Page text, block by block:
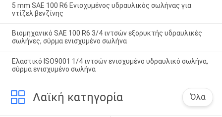
5 mm SAE 100 R6 Ενισχυμένος υδραυλικός σωλήνας για
ντίζελ βενζίνης
Βιομηχανικό SAE 100 R6 3/4 ιντσών εξορυκτής υδραυλικές
σωλήνες, σύρμα ενισχυμένο σωλήνα
Ελαστικό ISO9001 1/4 ιντσών ενισχυμένο υδραυλικό σωλήνα,
σύρμα ενισχυμένο σωλήνα
Λαϊκή κατηγορία Όλα